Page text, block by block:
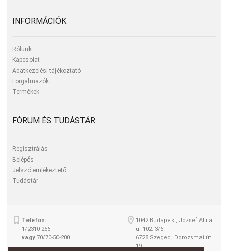
INFORMÁCIÓK
Rólunk
Kapcsolat
Adatkezelési tájékoztató
Forgalmazók
Termékek
FÓRUM ÉS TUDÁSTÁR
Regisztrálás
Belépés
Jelszó emlékeztető
Tudástár
Telefon:
1/2310-256
vagy 70/70-50-200
1042 Budapest, József Attila
u. 102. 3/6
6728 Szeged, Dorozsmai út
19.